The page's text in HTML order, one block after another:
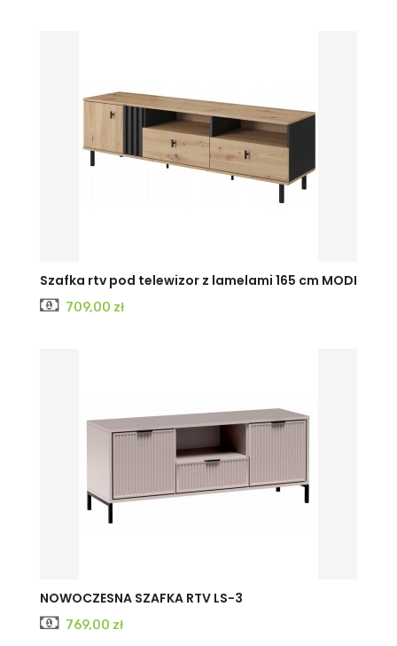
Szafka rtv pod telewizor z lamelami 165 cm MODI
Cena
709,00 zł
CASHMERE
INDIGO
NOWOCZESNA SZAFKA RTV LS-3
Cena
769,00 zł